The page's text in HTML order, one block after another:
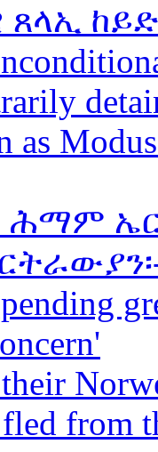
as
ሕማም
from